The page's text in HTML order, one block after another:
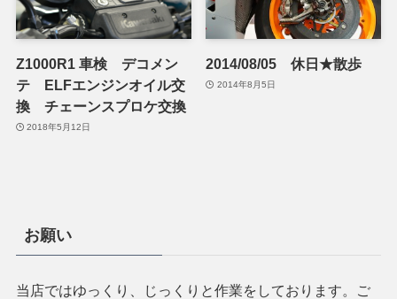
Z1000R1 車検 デコメン
テ ELFエンジンオイル交
換 チェーンスプロケ交換
2018年5月12日
2014/08/05 休日★散歩
2014年8月5日
お願い
当店ではゆっくり、じっくりと作業をしております。ご